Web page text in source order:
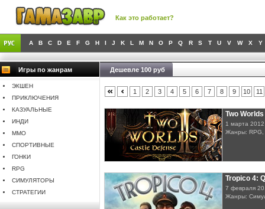
Как это работает?
A B C D E F G H I J K L M N O P Q R S T U V W X Y
Игры по жанрам
ЭКШЕН
ПРИКЛЮЧЕНИЯ
КАЗУАЛЬНЫЕ
ИНДИ
MMO
СПОРТИВНЫЕ
ГОНКИ
RPG
СИМУЛЯТОРЫ
СТРАТЕГИИ
Дешевле 100 руб
1 2 3 4 5 6 7 8 9 10 11
Two
1 марта 2012
Жанры: RPG,
Tropico 4:
7 февраля
Жанры: